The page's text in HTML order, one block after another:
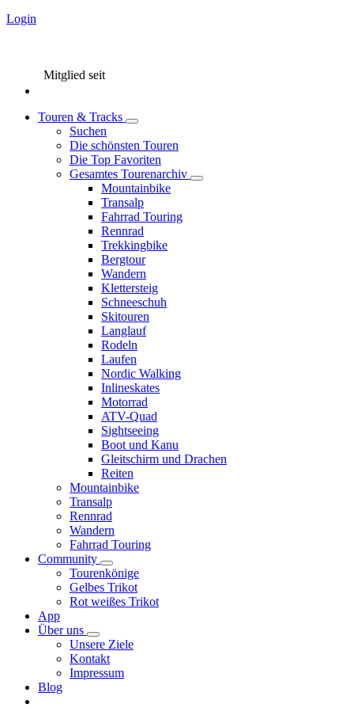
Login
Mitglied seit
Touren & Tracks
Suchen
Die schönsten Touren
Die Top Favoriten
Gesamtes Tourenarchiv
Mountainbike
Transalp
Fahrrad Touring
Rennrad
Trekkingbike
Bergtour
Wandern
Klettersteig
Schneeschuh
Skitouren
Langlauf
Rodeln
Laufen
Nordic Walking
Inlineskates
Motorrad
ATV-Quad
Sightseeing
Boot und Kanu
Gleitschirm und Drachen
Reiten
Mountainbike
Transalp
Rennrad
Wandern
Fahrrad Touring
Community
Tourenkönige
Gelbes Trikot
Rot weißes Trikot
App
Über uns
Unsere Ziele
Kontakt
Impressum
Blog